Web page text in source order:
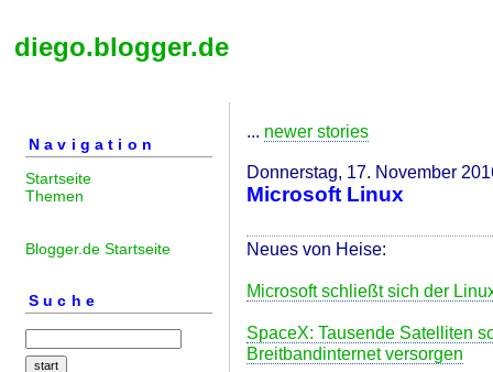
diego.blogger.de
Navigation
Startseite
Themen
Blogger.de Startseite
Suche
... newer stories
Donnerstag, 17. November
Microsoft Linux
Neues von Heise:
Microsoft schließt sich der
SpaceX: Tausende Satelliten
Breitbandinternet versorgen